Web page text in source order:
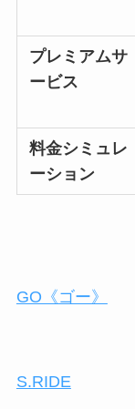
プレミアムサ
ービス
料金シミュレ
ーション
GO《ゴー》
S.RIDE